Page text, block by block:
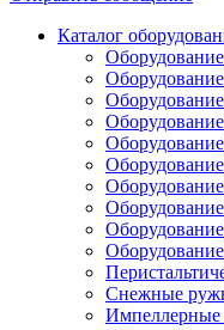
Каталог
Снежные
Импеллерные